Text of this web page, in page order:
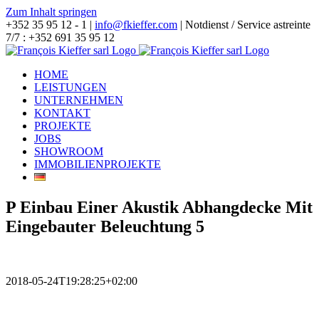
Zum Inhalt springen
+352 35 95 12 - 1 | info@fkieffer.com | Notdienst / Service astreinte
7/7 : +352 691 35 95 12
HOME
LEISTUNGEN
UNTERNEHMEN
KONTAKT
PROJEKTE
JOBS
SHOWROOM
IMMOBILIENPROJEKTE
P Einbau Einer Akustik Abhangdecke Mit
Eingebauter Beleuchtung 5
2018-05-24T19:28:25+02:00